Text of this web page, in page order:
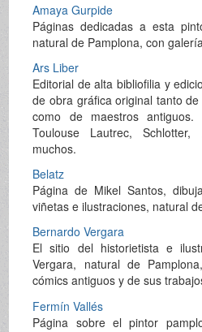
Amaya Gurpide
Páginas dedicadas a esta
natural de Pamplona, con
Ars Liber
Editorial de alta bibliofilia y
de obra gráfica original tanto
como de maestros
Toulouse Lautrec,
muchos.
Belatz
Página de Mikel Santos,
viñetas e ilustraciones, natural
Bernardo Vergara
El sitio del historietista e
Vergara, natural de
cómics antiguos y de sus
Fermín Vallés
Página sobre el pintor